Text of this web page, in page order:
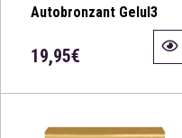
Autobronzant Gelul3
19,95€